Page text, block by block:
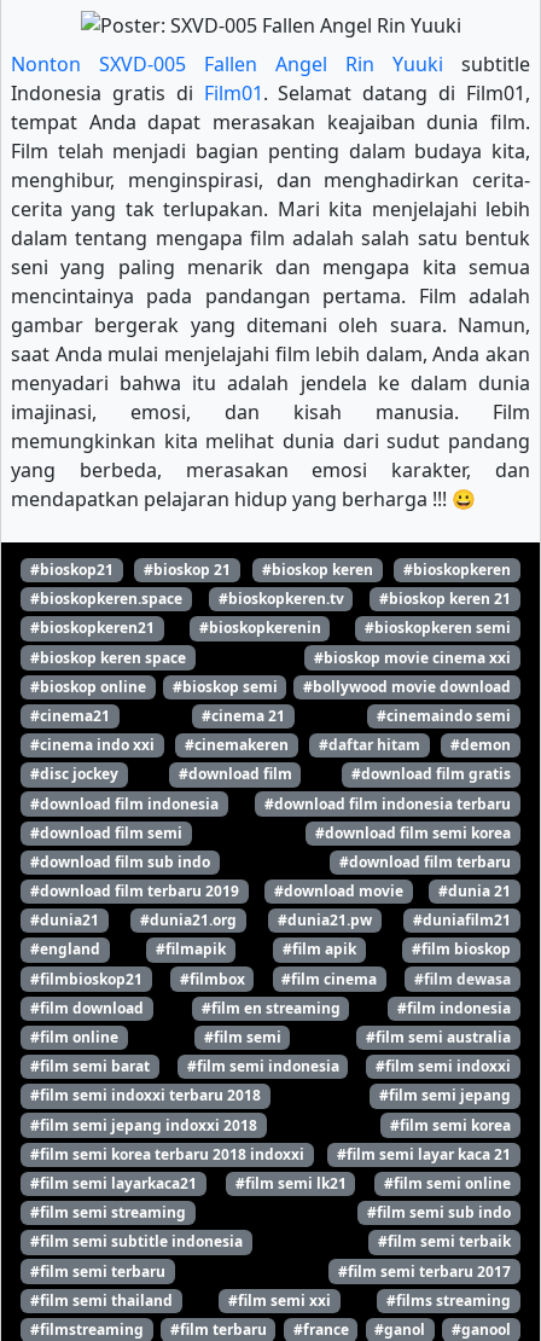
Nonton SXVD-005 Fallen Angel Rin Yuuki subtitle
Indonesia gratis di Film01. Selamat datang di Film01,
tempat Anda dapat merasakan keajaiban dunia film.
Film telah menjadi bagian penting dalam budaya kita,
menghibur, menginspirasi, dan menghadirkan cerita-
cerita yang tak terlupakan. Mari kita menjelajahi lebih
dalam tentang mengapa film adalah salah satu bentuk
seni yang paling menarik dan mengapa kita semua
mencintainya pada pandangan pertama. Film adalah
gambar bergerak yang ditemani oleh suara. Namun,
saat Anda mulai menjelajahi film lebih dalam, Anda akan
menyadari bahwa itu adalah jendela ke dalam dunia
imajinasi, emosi, dan kisah manusia. Film
memungkinkan kita melihat dunia dari sudut pandang
yang berbeda, merasakan emosi karakter, dan
mendapatkan pelajaran hidup yang berharga !!! 😀
#bioskop21 #bioskop 21 #bioskop keren
#bioskopkeren
#bioskopkeren.space
#bioskopkeren.tv
#bioskop keren 21
#bioskopkeren21
#bioskopkerenin
#bioskopkeren semi
#bioskop keren space
#bioskop movie cinema xxi
#bioskop online
#bioskop semi
#bollywood movie download
#cinema21
#cinema 21
#cinemaindo semi
#cinema indo xxi
#cinemakeren #daftar hitam
#demon
#disc jockey
#download film
#download film gratis
#download film indonesia
#download film indonesia terbaru
#download film semi
#download film semi korea
#download film sub indo
#download film terbaru
#download film terbaru 2019
#download movie
#dunia 21
#dunia21
#dunia21.org #dunia21.pw
#duniafilm21
#england
#filmapik #film apik
#film bioskop
#filmbioskop21
#filmbox #film cinema
#film dewasa
#film download
#film en streaming
#film indonesia
#film online
#film semi
#film semi australia
#film semi barat
#film semi indonesia
#film semi indoxxi
#film semi indoxxi terbaru 2018
#film semi jepang
#film semi jepang indoxxi 2018
#film semi korea
#film semi korea terbaru 2018 indoxxi
#film semi layar kaca 21
#film semi layarkaca21
#film semi lk21
#film semi online
#film semi streaming
#film semi sub indo
#film semi subtitle indonesia
#film semi terbaik
#film semi terbaru
#film semi terbaru 2017
#film semi thailand
#film semi xxi
#films streaming
#filmstreaming
#film terbaru #france #ganol
#ganool